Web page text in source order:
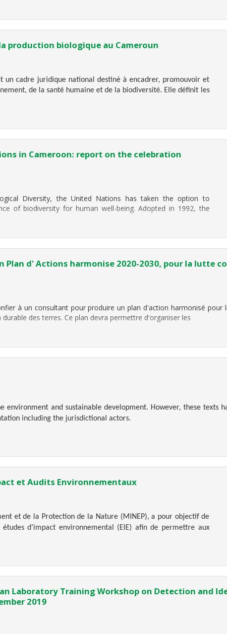
production biologique au Cameroun
un cadre juridique national destiné à encadrer, promouvoir et
de la santé humaine et de la biodiversité. Elle définit les
in Cameroon: report on the celebration
Diversity, the United Nations has taken the option to
of biodiversity for human well-being. Adopted in 1992, the
d' Actions harmonise 2020-2030, pour la lutte
à un consultant pour produire un plan d'action harmonisé
des terres. Ce plan devra permettre d'organiser les
and sustainable development. However, these texts
including the jurisdictional actors.
et Audits Environnementaux
et de la Protection de la Nature (MINEP), a pour objectif de
d’impact environnemental (EIE) afin de permettre aux
Laboratory Training Workshop on Detection and
2019